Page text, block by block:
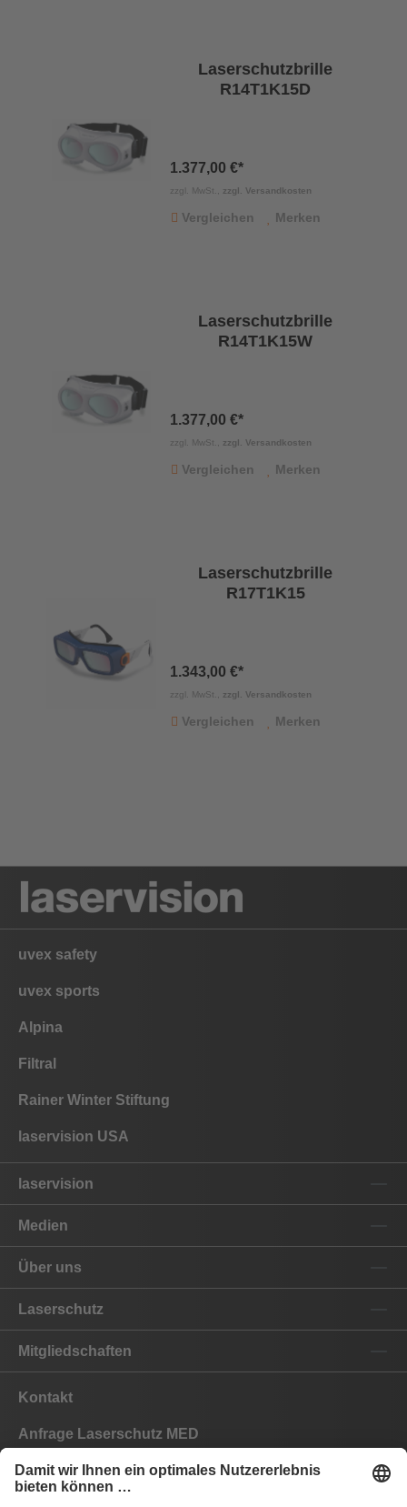
Laserschutzbrille
R14T1K15D
1.377,00 €*
zzgl. MwSt., zzgl. Versandkosten
Vergleichen Merken
Laserschutzbrille
R14T1K15W
1.377,00 €*
zzgl. MwSt., zzgl. Versandkosten
Vergleichen Merken
Laserschutzbrille
R17T1K15
1.343,00 €*
zzgl. MwSt., zzgl. Versandkosten
Vergleichen Merken
uvex safety
uvex sports
Alpina
Filtral
Rainer Winter Stiftung
laservision USA
laservision
Medien
Über uns
Laserschutz
Mitgliedschaften
Kontakt
Anfrage Laserschutz MED
Anfrage Laserschutz IND